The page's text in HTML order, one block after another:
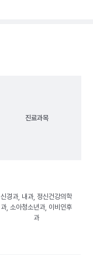
진료과목
신경과, 내과, 정신건강의학
과, 소아청소년과, 이비인후
과